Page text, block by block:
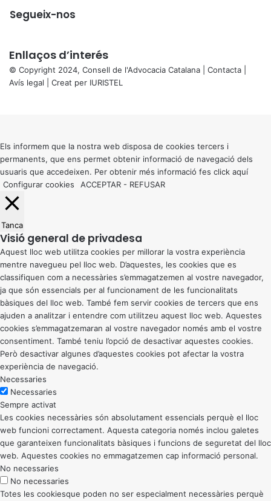
Segueix-nos
Enllaços d’interés
© Copyright 2024, Consell de l'Advocacia Catalana | Contacta
Avís legal | Creat per IURISTEL
button
Els informem que la nostra web disposa de cookies tercers i
permanents, que ens permet obtenir informació de navegació dels
usuaris que accedeixen. Per obtenir més informació fes click aquí
Configurar cookies
ACCEPTAR - REFUSAR
Tanca
Visió general de privadesa
Aquest lloc web utilitza cookies per millorar la vostra experiència
mentre navegueu pel lloc web. D’aquestes, les cookies que es
classifiquen com a necessàries s’emmagatzemen al vostre navegador,
ja que són essencials per al funcionament de les funcionalitats
bàsiques del lloc web. També fem servir cookies de tercers que ens
ajuden a analitzar i entendre com utilitzeu aquest lloc web. Aquestes
cookies s’emmagatzemaran al vostre navegador només amb el vostre
consentiment. També teniu l’opció de desactivar aquestes cookies.
Però desactivar algunes d’aquestes cookies pot afectar la vostra
experiència de navegació.
Necessaries
Necessaries
Sempre activat
Les cookies necessàries són absolutament essencials perquè el lloc
web funcioni correctament. Aquesta categoria només inclou galetes
que garanteixen funcionalitats bàsiques i funcions de seguretat del lloc
web. Aquestes cookies no emmagatzemen cap informació personal.
No necessaries
No necessaries
Totes les cookiesque poden no ser especialment necessàries perquè